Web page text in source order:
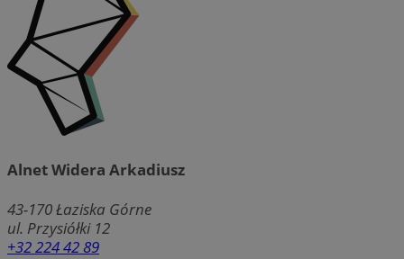
Alnet Widera Arkadiusz
43-170Łaziska Górne
ul. Przysiółki 12
+32 224 42 89